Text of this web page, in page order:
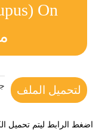
لتحميل الملف
اضغط الرابط ليتم تحميل